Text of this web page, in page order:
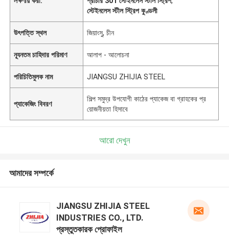
স্টেইনলেস স্টীল স্ট্রিপ কুণ্ডলী
উৎপত্তি স্থল জিয়াংসু, চীন
ন্যূনতম চাহিদার পরিমাণ আলাপ - আলোচনা
পরিচিতিমুলক নাম JIANGSU ZHIJIA STEEL
প্যাকেজিং বিবরণ
শিল্প সমুদ্র উপযোগী কাঠের প্যাকেজ বা গ্রাহকের প্র
য়োজনীয়তা হিসাবে
আরো দেখুন
আমাদের সম্পর্কে
JIANGSU ZHIJIA STEEL
INDUSTRIES CO., LTD.
প্রস্তুতকারক প্রোফাইল